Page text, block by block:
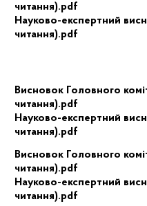
читання).pdf
Науково-експертний
читання).pdf
Висновок Головного
читання).pdf
Науково-експертний
читання).pdf
Висновок Головного
читання).pdf
Науково-експертний
читання).pdf